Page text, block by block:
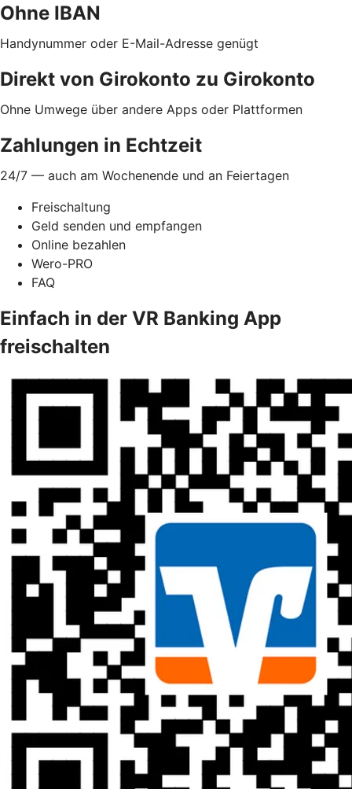
Ohne IBAN
Handynummer oder E-Mail-Adresse genügt
Direkt von Girokonto zu Girokonto
Ohne Umwege über andere Apps oder Plattformen
Zahlungen in Echtzeit
24/7 — auch am Wochenende und an Feiertagen
Freischaltung
Geld senden und empfangen
Online bezahlen
Wero-PRO
FAQ
Einfach in der VR Banking App
freischalten